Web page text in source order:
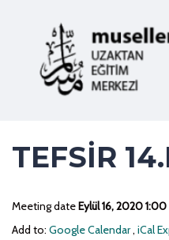
TEFSİR
Meeting dateEylül 16, 2020
Add to: Google Calendar, iCal